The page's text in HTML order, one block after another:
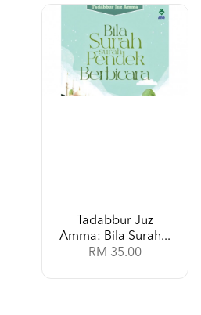
Tadabbur Juz
Amma: Bila Surah...
RM 35.00